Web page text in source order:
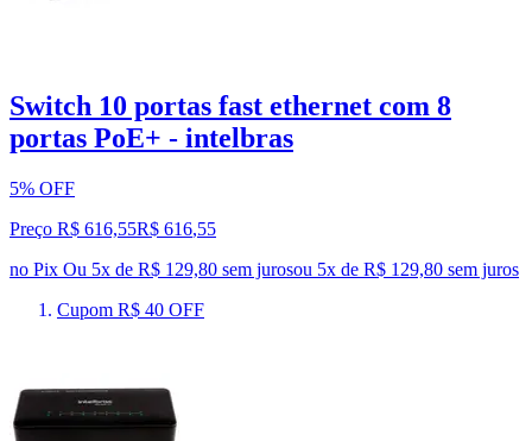
Switch 10 portas fast ethernet com 8
portas PoE+ - intelbras
5% OFF
Preço R$ 616,55R$ 616,55
no Pix Ou 5x de R$ 129,80 sem jurosou 5x de R$ 129,80 sem juros
Cupom R$ 40 OFF